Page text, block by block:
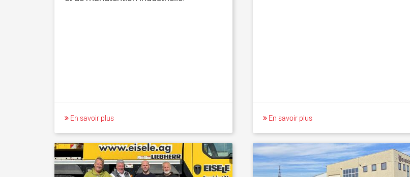
En savoir plus En savoir plus